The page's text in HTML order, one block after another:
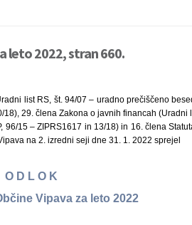
leto 2022, stran 660.
list RS, št. 94/07 – uradno prečiščeno
29. člena Zakona o javnih financah (Uradni
96/15 – ZIPRS1617 in 13/18) in 16. člena
na 2. izredni seji dne 31. 1. 2022 sprejel
O D L O K
Vipava za leto 2022